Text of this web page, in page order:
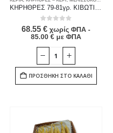
0out of 5
68.55 € χωρίς ΦΠΑ -
85.00 € με ΦΠΑ
ΠΡΟΣΘΉΚΗ ΣΤΟ ΚΑΛΆΘΙ